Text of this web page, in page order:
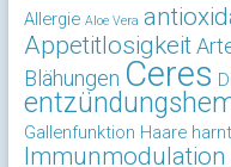
Allergie Aloe Vera
Appetitlosigkeit
Blähungen Ceres
Gallenfunktion Haare
Immunmodulation